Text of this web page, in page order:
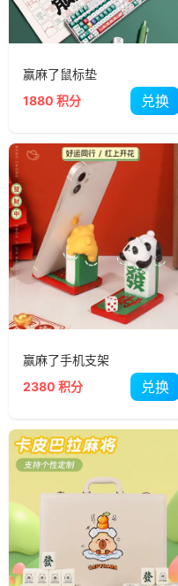
赢麻了鼠标垫
1880 积分
兑换
赢麻了手机支架
2380 积分
兑换